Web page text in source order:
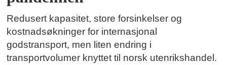
Redusert kapasitet, store forsinkelser og
kostnadsøkninger for internasjonal
godstransport, men liten endring i
transportvolumer knyttet til norsk utenrikshandel.